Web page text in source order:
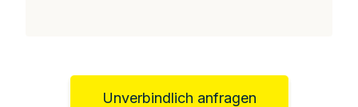
Unverbindlich anfragen